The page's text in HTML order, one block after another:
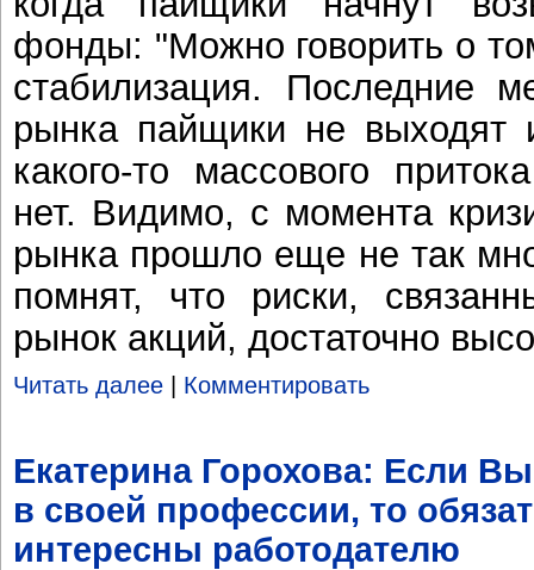
фонды: "Можно говорить о
стабилизация. Последние
рынка пайщики не выходят
какого-то массового
нет. Видимо, с момента
рынка прошло еще не так
помнят, что риски,
рынок акций, достаточно
Читать далее | Комментировать
Екатерина Горохова: Если
в своей профессии, то
интересны работодателю